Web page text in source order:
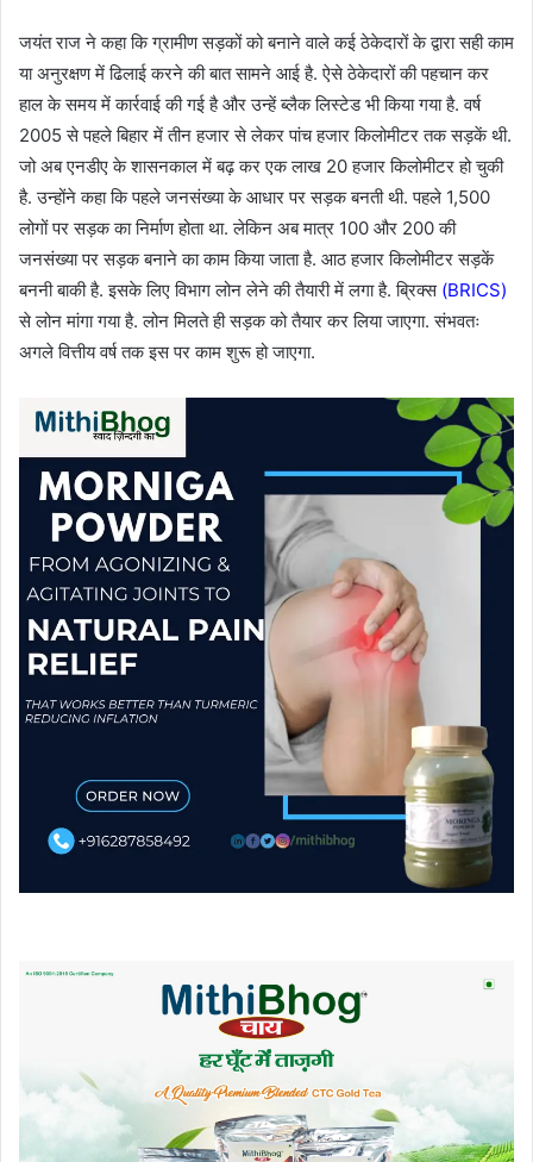
जयंत राज ने कहा कि ग्रामीण सड़कों को बनाने वाले कई ठेकेदारों के द्वारा सही काम
या अनुरक्षण में ढिलाई करने की बात सामने आई है. ऐसे ठेकेदारों की पहचान कर
हाल के समय में कार्रवाई की गई है और उन्हें ब्लैक लिस्टेड भी किया गया है. वर्ष
2005 से पहले बिहार में तीन हजार से लेकर पांच हजार किलोमीटर तक सड़कें थी.
जो अब एनडीए के शासनकाल में बढ़ कर एक लाख 20 हजार किलोमीटर हो चुकी
है. उन्होंने कहा कि पहले जनसंख्या के आधार पर सड़क बनती थी. पहले 1,500
लोगों पर सड़क का निर्माण होता था. लेकिन अब मात्र 100 और 200 की
जनसंख्या पर सड़क बनाने का काम किया जाता है. आठ हजार किलोमीटर सड़कें
बननी बाकी है. इसके लिए विभाग लोन लेने की तैयारी में लगा है. ब्रिक्स (BRICS)
से लोन मांगा गया है. लोन मिलते ही सड़क को तैयार कर लिया जाएगा. संभवतः
अगले वित्तीय वर्ष तक इस पर काम शुरू हो जाएगा.